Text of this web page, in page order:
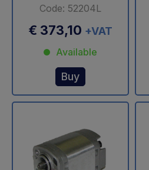
Code: 52204L
€ 373,10 +VAT
Available
Buy